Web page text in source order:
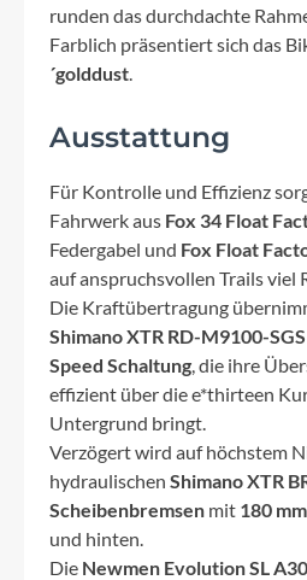
runden das durchdachte
Farblich präsentiert sich das
´golddust.
Ausstattung
Für Kontrolle und Effizienz
Fahrwerk aus Fox 34 Float
Federgabel und Fox Float
auf anspruchsvollen Trails viel
Die Kraftübertragung
Shimano XTR RD-M9100-
Speed Schaltung, die ihre
effizient über die e*thirteen
Untergrund bringt.
Verzögert wird auf höchstem
hydraulischen Shimano XTR
Scheibenbremsen mit 180 mm
und hinten.
Die Newmen Evolution SL A30